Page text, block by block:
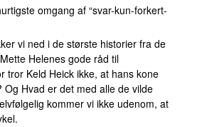
omgang af “svar-kun-forkert-
vi ned i de største historier fra de
Helenes gode råd til
tror Keld Heick ikke, at hans kone
Og Hvad er det med alle de vilde
kommer vi ikke udenom, at